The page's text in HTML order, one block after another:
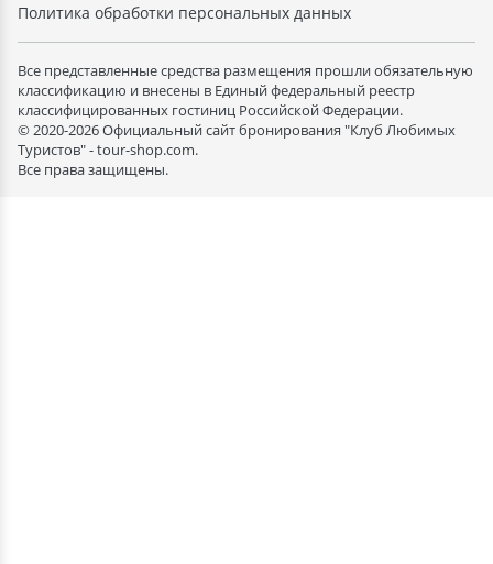
Политика обработки персональных данных
Все представленные средства размещения прошли обязательную
классификацию и внесены в Единый федеральный реестр
классифицированных гостиниц Российской Федерации.
© 2020-2026 Официальный сайт бронирования "Клуб Любимых
Туристов" - tour-shop.com.
Все права защищены.